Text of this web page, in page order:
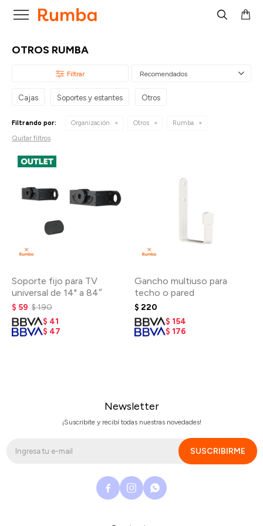

OTROS RUMBA
Recomendados
Cajas Soportes y estantes Otros
Filtrando por: Organización Otros Rumba
Quitar filtros
Soporte fijo para TV
universal de 14" a 84″
$ 59 $190
$ 41
$ 47
Gancho multiuso para
techo o pared
$ 220
$ 154
$ 176
Newsletter
¡Suscribite y recibí todas nuestras novedades!
SUSCRIBIRME
  